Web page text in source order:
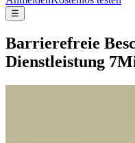
☰
Barrierefreie
Dienstleistung